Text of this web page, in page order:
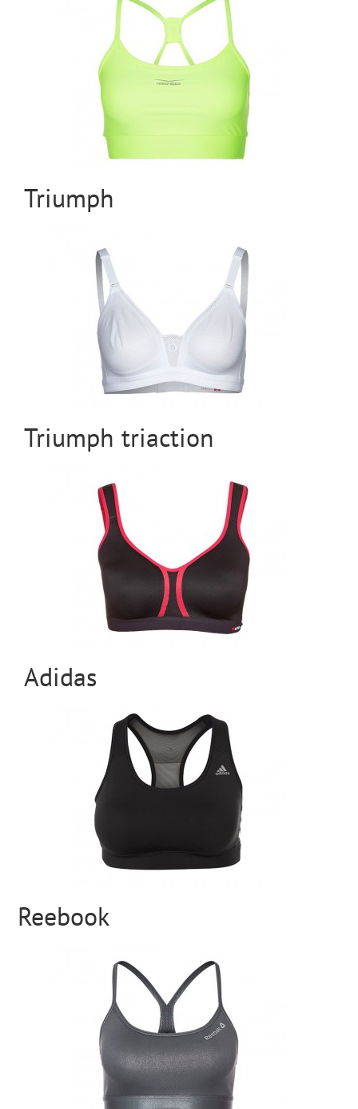
Triumph
Triumph triaction
Adidas
Reebook